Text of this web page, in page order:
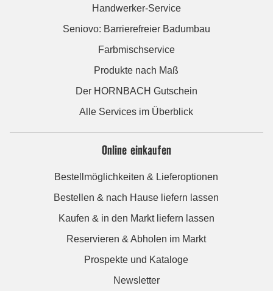
Handwerker-Service
Seniovo: Barrierefreier Badumbau
Farbmischservice
Produkte nach Maß
Der HORNBACH Gutschein
Alle Services im Überblick
Online einkaufen
Bestellmöglichkeiten & Lieferoptionen
Bestellen & nach Hause liefern lassen
Kaufen & in den Markt liefern lassen
Reservieren & Abholen im Markt
Prospekte und Kataloge
Newsletter